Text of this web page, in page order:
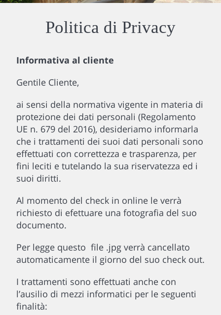
Politica di Privacy
Informativa al cliente
Gentile Cliente,
ai sensi della normativa vigente in materia di
protezione dei dati personali (Regolamento
UE n. 679 del 2016), desideriamo informarla
che i trattamenti dei suoi dati personali sono
effettuati con correttezza e trasparenza, per
fini leciti e tutelando la sua riservatezza ed i
suoi diritti.
Al momento del check in online le verrà
richiesto di efettuare una fotografia del suo
documento.
Per legge questo file .jpg verrà cancellato
automaticamente il giorno del suo check out.
I trattamenti sono effettuati anche con
l’ausilio di mezzi informatici per le seguenti
finalità: